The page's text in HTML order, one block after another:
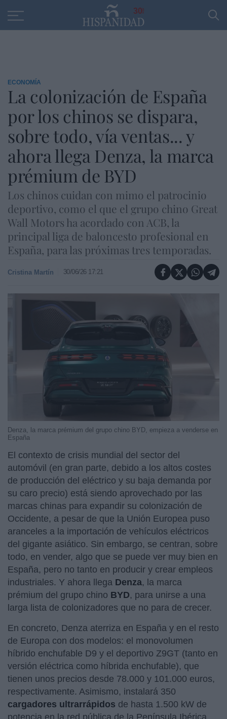
30
ECONOMÍA
La colonización de España
por los chinos se dispara,
sobre todo, vía ventas... y
ahora llega Denza, la marca
prémium de BYD
Los chinos cuidan con mimo el patrocinio
deportivo, como el que el grupo chino Great
Wall Motors ha acordado con ACB, la
principal liga de baloncesto profesional en
España, para las próximas tres temporadas.
Cristina Martín 30/06/26 17:21
Denza, la marca prémium del grupo chino BYD, empieza a venderse en
España
El contexto de crisis mundial del sector del
automóvil (en gran parte, debido a los altos costes
de producción del eléctrico y su baja demanda por
su caro precio) está siendo aprovechado por las
marcas chinas para expandir su colonización de
Occidente, a pesar de que la Unión Europea puso
aranceles a la importación de vehículos eléctricos
del gigante asiático. Sin embargo, se centran, sobre
todo, en vender, algo que se puede ver muy bien en
España, pero no tanto en producir y crear empleos
industriales. Y ahora llega Denza, la marca
prémium del grupo chino BYD, para unirse a una
larga lista de colonizadores que no para de crecer.
En concreto, Denza aterriza en España y en el resto
de Europa con dos modelos: el monovolumen
híbrido enchufable D9 y el deportivo Z9GT (tanto en
versión eléctrica como híbrida enchufable), que
tienen unos precios desde 78.000 y 101.000 euros,
respectivamente. Asimismo, instalará 350
cargadores ultrarrápidos de hasta 1.500 kW de
potencia en la red pública de la Península Ibérica